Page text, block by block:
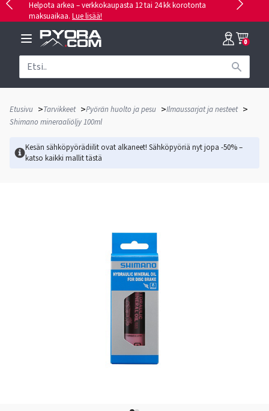
Helpota arkea – verkkokaupasta 12 tai 24 kk korotonta
maksuaikaa. Lue lisää!
0
Etusivu >Tarvikkeet >Pyörän huolto ja pesu >Ilmaussarjat ja nesteet >
Shimano mineraaliöljy 100ml
Kesän sähköpyörädiilit ovat alkaneet! Sähköpyöriä nyt jopa -50% –
katso kaikki mallittästä